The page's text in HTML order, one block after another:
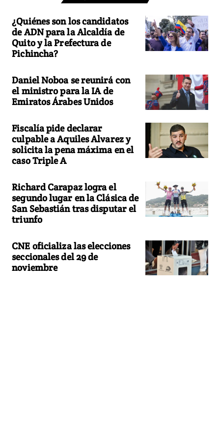
¿Quiénes son los candidatos
de ADN para la Alcaldía de
Quito y la Prefectura de
Pichincha?
Daniel Noboa se reunirá con
el ministro para la IA de
Emiratos Árabes Unidos
Fiscalía pide declarar
culpable a Aquiles Alvarez y
solicita la pena máxima en el
caso Triple A
Richard Carapaz logra el
segundo lugar en la Clásica de
San Sebastián tras disputar el
triunfo
CNE oficializa las elecciones
seccionales del 29 de
noviembre